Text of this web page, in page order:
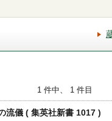
1 件中、 1 件目
流儀 ( 集英社新書 1017 )